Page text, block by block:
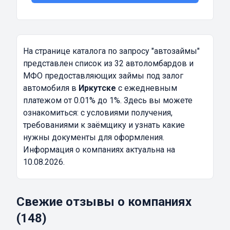
На странице каталога по запросу "автозаймы"
представлен список из 32 автоломбардов и
МФО предоставляющих займы под залог
автомобиля в Иркутске с ежедневным
платежом от 0.01% до 1%. Здесь вы можете
ознакомиться: с условиями получения,
требованиями к заёмщику и узнать какие
нужны документы для оформления.
Информация о компаниях актуальна на
10.08.2026.
Свежие отзывы о компаниях
(148)